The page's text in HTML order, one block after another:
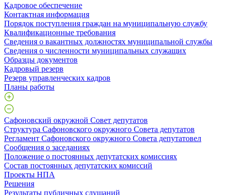
Кадровое обеспечение
Контактная информация
Порядок поступления граждан на муниципальную службу
Квалификационные требования
Сведения о вакантных должностях муниципальной службы
Сведения о численности муниципальных служащих
Образцы документов
Кадровый резерв
Резерв управленческих кадров
Планы работы
Сафоновский окружной Совет депутатов
Структура Сафоновского окружного Совета депутатов
Регламент Сафоновского окружного Совета депутатовел
Сообщения о заседаниях
Положение о постоянных депутатских комиссиях
Состав постоянных депутатских комиссий
Проекты НПА
Решения
Результаты публичных слушаний